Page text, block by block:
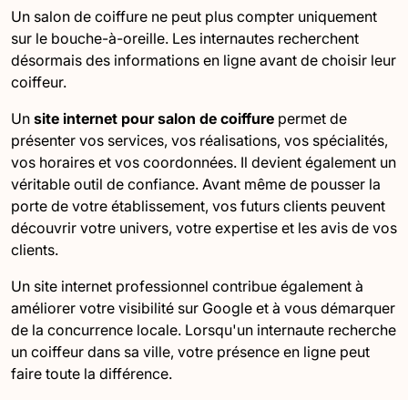
Un salon de coiffure ne peut plus compter uniquement
sur le bouche-à-oreille. Les internautes recherchent
désormais des informations en ligne avant de choisir leur
coiffeur.
Un site internet pour salon de coiffure permet de
présenter vos services, vos réalisations, vos spécialités,
vos horaires et vos coordonnées. Il devient également un
véritable outil de confiance. Avant même de pousser la
porte de votre établissement, vos futurs clients peuvent
découvrir votre univers, votre expertise et les avis de vos
clients.
Un site internet professionnel contribue également à
améliorer votre visibilité sur Google et à vous démarquer
de la concurrence locale. Lorsqu'un internaute recherche
un coiffeur dans sa ville, votre présence en ligne peut
faire toute la différence.